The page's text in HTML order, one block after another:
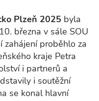
Plzeň 2025 byla
března v sále SOU
zahájení proběhlo za
kraje Petra
i partnerů a
i soutěžní
se konal hlavní